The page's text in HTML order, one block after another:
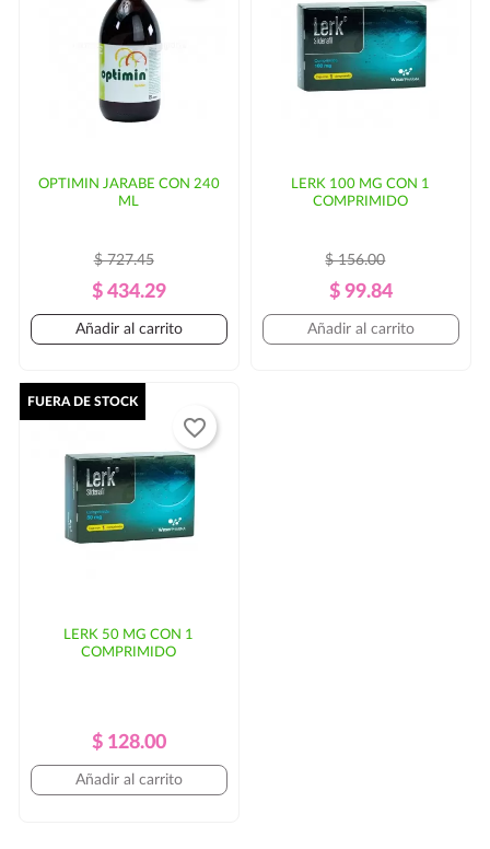
OPTIMIN JARABE CON 240
ML
Precio
Regular
$ 727.45
Precio
$ 434.29
Añadir al carrito
LERK 100 MG CON 1
COMPRIMIDO
Precio
Regular
$ 156.00
Precio
$ 99.84
Añadir al carrito
LERK 50 MG CON 1
COMPRIMIDO
Precio
Regular
Precio
$ 128.00
FUERA DE STOCK
Añadir al carrito
favorite_border